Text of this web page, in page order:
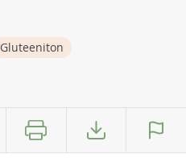
Gluteeniton